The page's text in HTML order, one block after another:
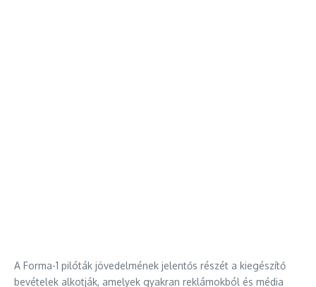
A Forma-1 pilóták jövedelmének jelentős részét a kiegészítő
bevételek alkotják, amelyek gyakran reklámokból és média